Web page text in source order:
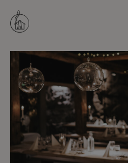
sisältöön